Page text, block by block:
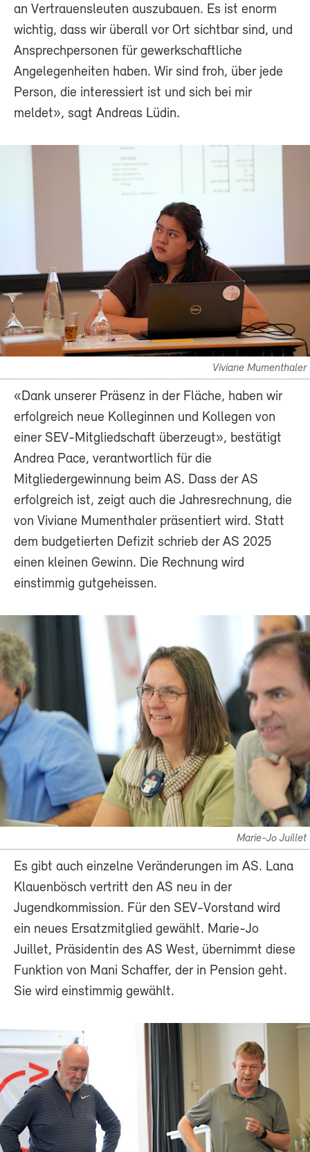
an Vertrauensleuten auszubauen. Es ist enorm
wichtig, dass wir überall vor Ort sichtbar sind, und
Ansprechpersonen für gewerkschaftliche
Angelegenheiten haben. Wir sind froh, über jede
Person, die interessiert ist und sich bei mir
meldet», sagt Andreas Lüdin.
Viviane Mumenthaler
«Dank unserer Präsenz in der Fläche, haben wir
erfolgreich neue Kolleginnen und Kollegen von
einer SEV-Mitgliedschaft überzeugt», bestätigt
Andrea Pace, verantwortlich für die
Mitgliedergewinnung beim AS. Dass der AS
erfolgreich ist, zeigt auch die Jahresrechnung, die
von Viviane Mumenthaler präsentiert wird. Statt
dem budgetierten Defizit schrieb der AS 2025
einen kleinen Gewinn. Die Rechnung wird
einstimmig gutgeheissen.
Marie-Jo Juillet
Es gibt auch einzelne Veränderungen im AS. Lana
Klauenbösch vertritt den AS neu in der
Jugendkommission. Für den SEV-Vorstand wird
ein neues Ersatzmitglied gewählt. Marie-Jo
Juillet, Präsidentin des AS West, übernimmt diese
Funktion von Mani Schaffer, der in Pension geht.
Sie wird einstimmig gewählt.